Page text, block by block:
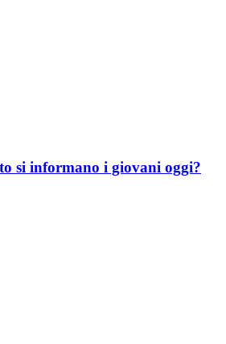
si informano i giovani oggi?